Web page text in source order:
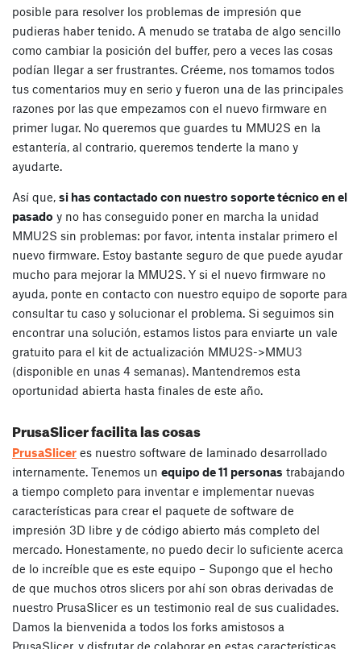
posible para resolver los problemas de impresión que
pudieras haber tenido. A menudo se trataba de algo sencillo
como cambiar la posición del buffer, pero a veces las cosas
podían llegar a ser frustrantes. Créeme, nos tomamos todos
tus comentarios muy en serio y fueron una de las principales
razones por las que empezamos con el nuevo firmware en
primer lugar. No queremos que guardes tu MMU2S en la
estantería, al contrario, queremos tenderte la mano y
ayudarte.
Así que, si has contactado con nuestro soporte técnico en el
pasado y no has conseguido poner en marcha la unidad
MMU2S sin problemas: por favor, intenta instalar primero el
nuevo firmware. Estoy bastante seguro de que puede ayudar
mucho para mejorar la MMU2S. Y si el nuevo firmware no
ayuda, ponte en contacto con nuestro equipo de soporte para
consultar tu caso y solucionar el problema. Si seguimos sin
encontrar una solución, estamos listos para enviarte un vale
gratuito para el kit de actualización MMU2S->MMU3
(disponible en unas 4 semanas). Mantendremos esta
oportunidad abierta hasta finales de este año.
PrusaSlicer facilita las cosas
PrusaSlicer es nuestro software de laminado desarrollado
internamente. Tenemos un equipo de 11 personas trabajando
a tiempo completo para inventar e implementar nuevas
características para crear el paquete de software de
impresión 3D libre y de código abierto más completo del
mercado. Honestamente, no puedo decir lo suficiente acerca
de lo increíble que es este equipo – Supongo que el hecho
de que muchos otros slicers por ahí son obras derivadas de
nuestro PrusaSlicer es un testimonio real de sus cualidades.
Damos la bienvenida a todos los forks amistosos a
PrusaSlicer, y disfrutar de colaborar en estas características